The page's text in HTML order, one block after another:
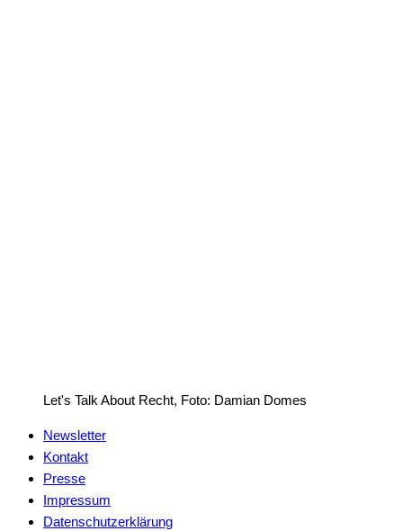
Let's Talk About Recht, Foto: Damian Domes
Newsletter
Kontakt
Presse
Impressum
Datenschutzerklärung